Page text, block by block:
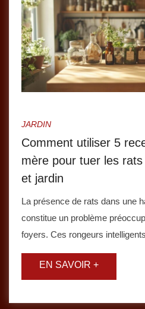
JARDIN
Comment utiliser 5
mère pour tuer les
et jardin
La présence de rats dans une
constitue un problème
foyers. Ces rongeurs